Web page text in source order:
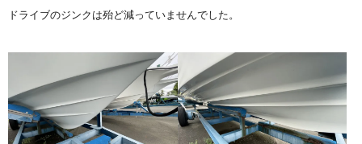
ドライブのジンクは殆ど減っていませんでした。